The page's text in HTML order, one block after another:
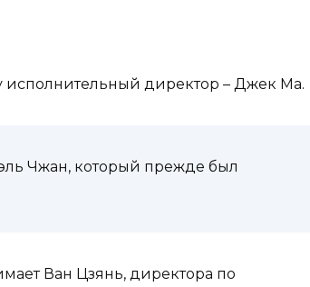
исполнительный директор – Джек Ма.
Чжан, который прежде был
Ван Цзянь, директора по